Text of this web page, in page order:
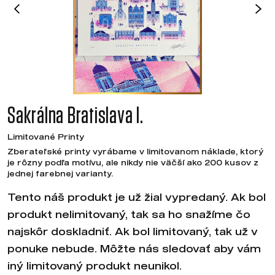
Sakrálna Bratislava I.
Limitované Printy
Zberateľské printy vyrábame v limitovanom náklade, ktorý
je rôzny podľa motívu, ale nikdy nie väčší ako 200 kusov z
jednej farebnej varianty.
Tento náš produkt je už žial vypredaný. Ak bol
produkt nelimitovaný, tak sa ho snažíme čo
najskôr doskladniť. Ak bol limitovaný, tak už v
ponuke nebude. Môžte nás sledovať aby vám
iný limitovaný produkt neunikol.